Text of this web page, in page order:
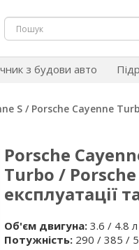
з будови авто
S / Porsche Cayenne
Porsche
Turbo / Porsche
експлуатації
Об'єм двигуна: 3.6 / 4.8 л
Потужність: 290 / 385 /